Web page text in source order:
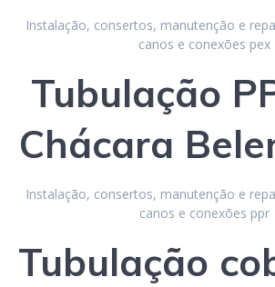
Instalação, consertos, manutenção e
canos e conexões pex
Tubulação
Chácara
Instalação, consertos, manutenção e
canos e conexões ppr
Tubulação